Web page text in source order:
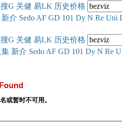
搜G 关健 易LK 历史价格
新介 Sedo AF GD 101 Dy N Re Uni